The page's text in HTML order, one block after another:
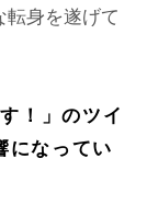
身を遂げて
！」のツイ
になってい